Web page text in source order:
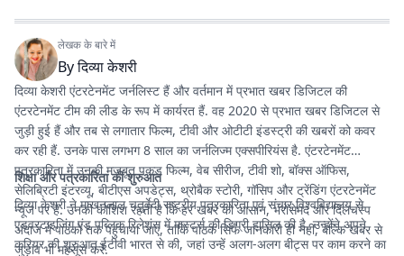
लेखक के बारे में
Byदिव्या केशरी
दिव्या केशरी एंटरटेनमेंट जर्नलिस्ट हैं और वर्तमान में प्रभात खबर डिजिटल की
एंटरटेनमेंट टीम की लीड के रूप में कार्यरत हैं. वह 2020 से प्रभात खबर डिजिटल से
जुड़ी हुई हैं और तब से लगातार फिल्म, टीवी और ओटीटी इंडस्ट्री की खबरों को कवर
कर रही हैं. उनके पास लगभग 8 साल का जर्नलिज्म एक्सपीरियंस है. एंटरटेनमेंट
पत्रकारिता में उनकी मजबूत पकड़ फिल्म, वेब सीरीज, टीवी शो, बॉक्स ऑफिस,
सेलिब्रिटी इंटरव्यू, बीटीएस अपडेट्स, थ्रोबैक स्टोरी, गॉसिप और ट्रेंडिंग एंटरटेनमेंट
न्यूज पर है. उनकी कोशिश रहती है कि हर खबर को आसान, भरोसेमंद और दिलचस्प
अंदाज में पाठकों तक पहुंचाया जाए, ताकि पाठक सिर्फ जानकारी ही नहीं, बल्कि खबर से
जुड़ाव भी महसूस करें.
शिक्षा और पत्रकारिता की शुरुआत
दिव्या केशरी ने माखनलाल चतुर्वेदी राष्ट्रीय पत्रकारिता एवं संचार विश्वविद्यालय से
एडवरटाइजिंग एंड पब्लिक रिलेशंस में मास्टर्स की डिग्री हासिल की है. उन्होंने अपने
करियर की शुरुआत ईटीवी भारत से की, जहां उन्हें अलग-अलग बीट्स पर काम करने का